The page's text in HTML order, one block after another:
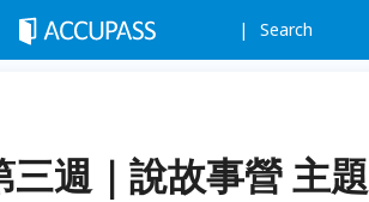
Search
三週｜說故事營 主題